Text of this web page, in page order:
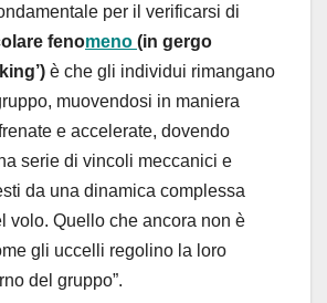
per il verificarsi di
fenomeno (in gergo
è che gli individui rimangano
muovendosi in maniera
e accelerate, dovendo
serie di vincoli meccanici e
da una dinamica complessa
volo. Quello che ancora non è
gli uccelli regolino la loro
del gruppo”.